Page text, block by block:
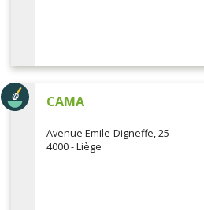
CAMA
Avenue Emile-Digneffe, 25
4000 - Liège